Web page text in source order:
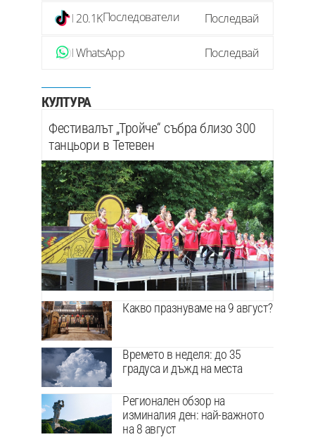
20.1KПоследователи Последвай
WhatsApp Последвай
КУЛТУРА
Фестивалът „Тройче“ събра близо 300
танцьори в Тетевен
Какво празнуваме на 9 август?
Времето в неделя: до 35
градуса и дъжд на места
Регионален обзор на
изминалия ден: най-важното
на 8 август